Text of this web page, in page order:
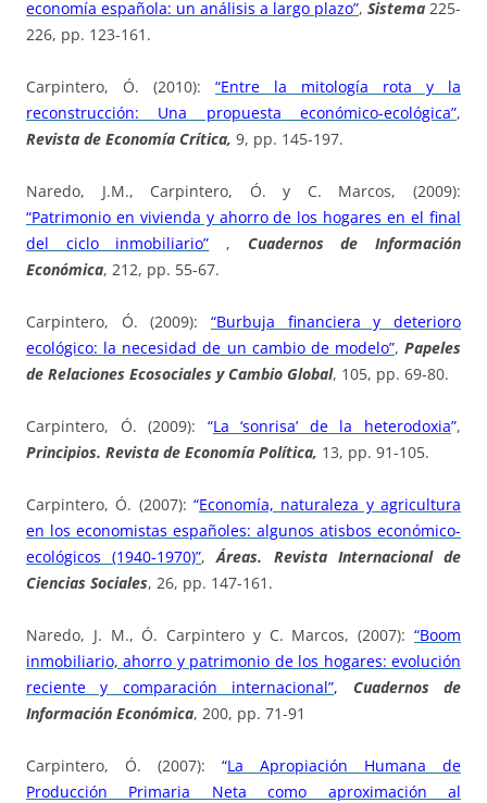
economía española: un análisis a largo plazo”, Sistema 225-
226, pp. 123-161.
Carpintero, Ó. (2010): “Entre la mitología rota y la
reconstrucción: Una propuesta económico-ecológica”,
Revista de Economía Crítica, 9, pp. 145-197.
Naredo, J.M., Carpintero, Ó. y C. Marcos, (2009):
“Patrimonio en vivienda y ahorro de los hogares en el final
del ciclo inmobiliario” , Cuadernos de Información
Económica, 212, pp. 55-67.
Carpintero, Ó. (2009): “Burbuja financiera y deterioro
ecológico: la necesidad de un cambio de modelo”, Papeles
de Relaciones Ecosociales y Cambio Global, 105, pp. 69-80.
Carpintero, Ó. (2009): “La ‘sonrisa’ de la heterodoxia”,
Principios. Revista de Economía Política, 13, pp. 91-105.
Carpintero, Ó. (2007): “Economía, naturaleza y agricultura
en los economistas españoles: algunos atisbos económico-
ecológicos (1940-1970)”,Áreas. Revista Internacional de
Ciencias Sociales, 26, pp. 147-161.
Naredo, J. M., Ó. Carpintero y C. Marcos, (2007): “Boom
inmobiliario, ahorro y patrimonio de los hogares: evolución
reciente y comparación internacional”,
Cuadernos de
Información Económica, 200, pp. 71-91
Carpintero, Ó. (2007): “La Apropiación Humana de
Producción Primaria Neta como aproximación al